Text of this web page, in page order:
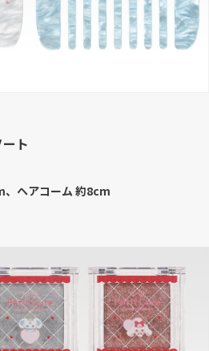
ト
、ヘアコーム 約8cm